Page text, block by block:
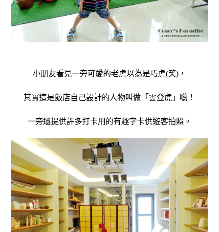
小朋友看見一旁可愛的老虎以為是巧虎(笑)，
其實這是飯店自己設計的人物叫做「雲登虎」喲！
一旁還提供許多打卡用的有趣字卡供遊客拍照。